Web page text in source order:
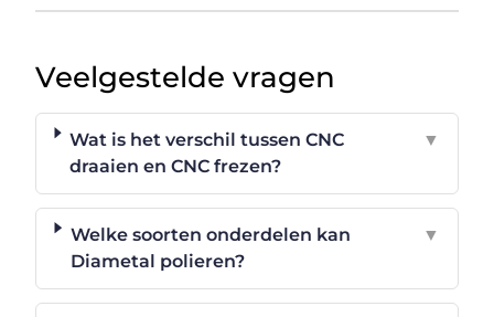
Veelgestelde vragen
Wat is het verschil tussen CNC
draaien en CNC frezen?
▼
Welke soorten onderdelen kan
Diametal polieren?
▼